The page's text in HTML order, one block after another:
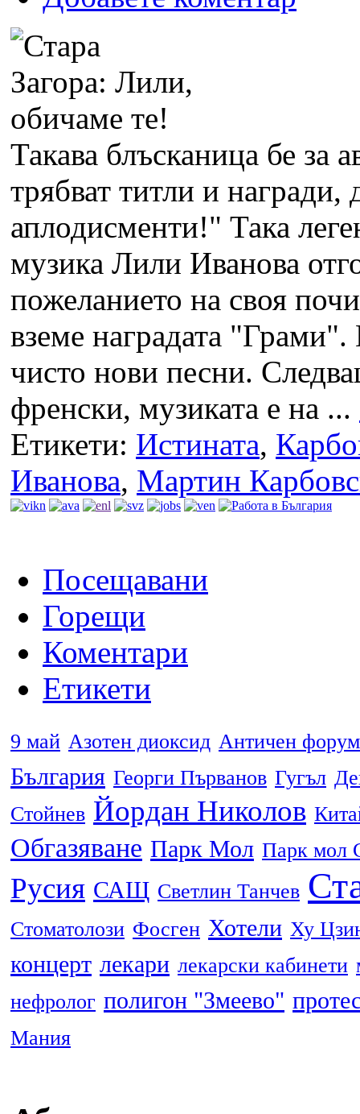
Такава блъсканица бе за
трябват титли и
аплодисменти!" Така
музика Лили Иванова
пожеланието на своя
вземе наградата
чисто нови песни.
френски, музиката е на ...
Етикети: Истината,
Иванова, Мартин
Посещавани
Горещи
Коментари
Етикети
9 май Азотен диоксид Античен форум
България Георги Първанов Гугъл
Стойнев Йордан Николов
Обгазяване Парк Мол Парк мол
Русия САЩ Светлин Танчев
Стоматолози Фосген Хотели Ху
концерт лекари лекарски кабинети
нефролог полигон "Змеево"
Мания